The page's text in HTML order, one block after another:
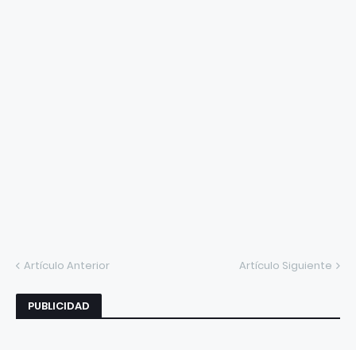
Artículo Anterior Artículo Siguiente
PUBLICIDAD